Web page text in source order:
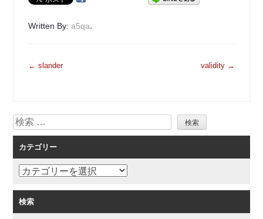
Written By:a5qa.
投
ゲ
ー
シ
ョ
ン
← slander validity →
検
索
カテゴリー
カ
ゴ
リ
検索